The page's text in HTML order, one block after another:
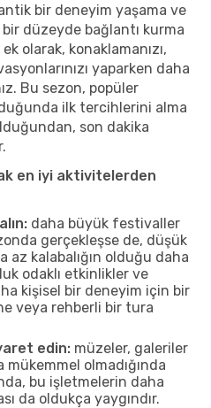
bir deneyim yaşama ve
düzeyde bağlantı kurma
olarak, konaklamanızı,
yaparken daha
Bu sezon, popüler
ilk tercihlerini alma
son dakika
en iyi aktivitelerden
daha büyük festivaller
gerçekleşse de, düşük
az kalabalığın olduğu daha
odaklı etkinlikler ve
kişisel bir deneyim için bir
veya rehberli bir tura
edin: müzeler, galeriler
olmadığında
bu işletmelerin daha
da oldukça yaygındır.